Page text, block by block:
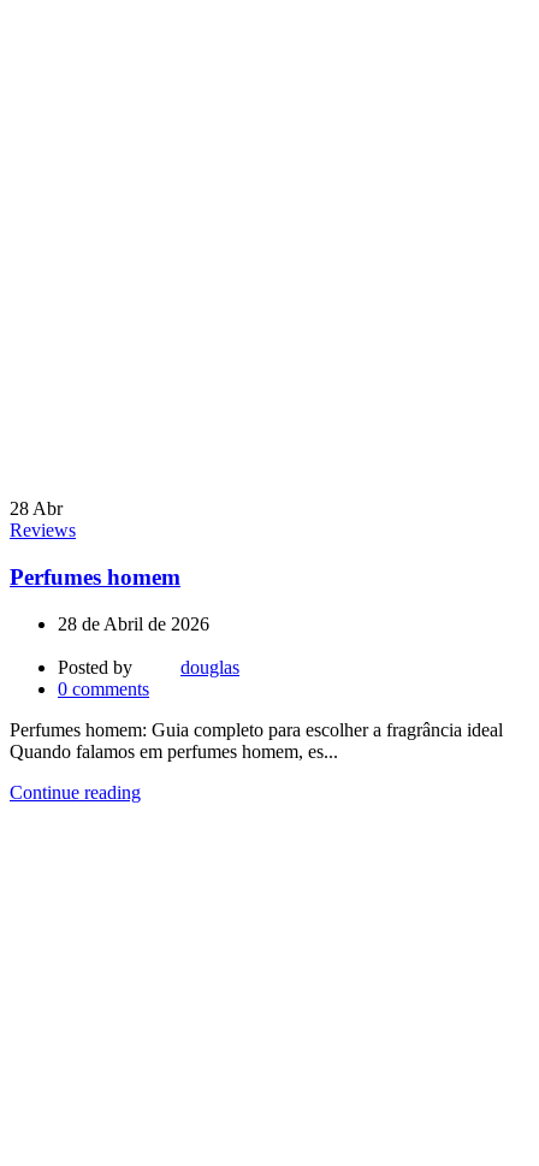
28 Abr
Reviews
Perfumes homem
28 de Abril de 2026
Posted by
douglas
0 comments
Perfumes homem: Guia completo para escolher a fragrância ideal
Quando falamos em perfumes homem, es...
Continue reading